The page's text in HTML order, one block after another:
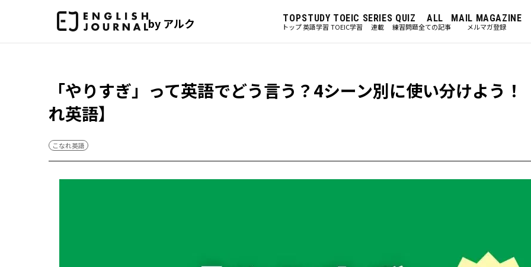
by アルク TOP
トップ
STUDY
英語学習
TOEIC
TOEIC学習
SERIES
連載
QUIZ
練習問題
ALL
全ての記事
MAIL MAGAZINE
メルマガ登録
「やりすぎ」って英語でどう言う？4シーン別に使い分けよう！
れ英語】
こなれ英語